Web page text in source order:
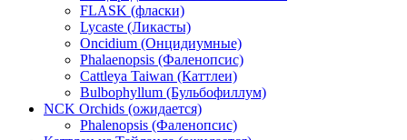
FLASK (фласки)
Lycaste (Ликасты)
Oncidium (Онцидиумные)
Phalaenopsis (Фаленопсис)
Cattleya Taiwan (Каттлеи)
Bulbophyllum (Бульбофиллум)
NCK Orchids (ожидается)
Phalenopsis (Фаленопсис)